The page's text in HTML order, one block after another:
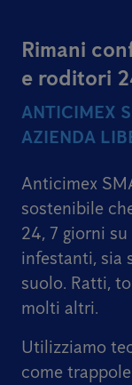
Rimani
e roditori
ANTICIMEX
AZIENDA
Anticimex
sostenibile
24, 7 giorni
infestanti, sia
suolo. Ratti,
molti altri.
Utilizziamo
come